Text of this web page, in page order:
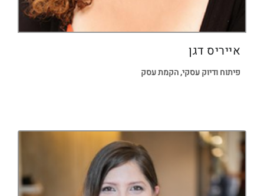
אייריס דגן
פיתוח ודיוק עסקי, הקמת עסק